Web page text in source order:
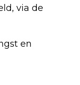
via de
en